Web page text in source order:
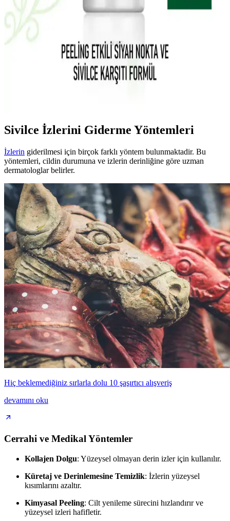
La Roche-Posay Lipikar Syndet AP+ arındırıcı vücut yıkama jeli,
hassas ve kuru ciltlere uygun, yatıştırıcı ve nemlendirici etkileriyle
günlük kullanımda cilt sağlığını koruyan etkili bir temizlik ürünüdür.
Carvien's Çay Ağacı Yağlı Yüz Yıkama Jeli: Doğal
ve Etkili Temizlik Ürünü Özellikleri ve Kullanımı
Carvien's Çay Ağacı Yağlı Yüz Yıkama Jeli, doğal içeriklerle akne
Sivilce İzlerini Giderme Yöntemleri
İzlerin giderilmesi için birçok farklı yöntem bulunmaktadir. Bu
yöntemleri, cildin durumuna ve izlerin derinliğine göre uzman
dermatologlar belirler.
Hiç beklemediğiniz sırlarla dolu 10 şaşırtıcı alışveriş
devamını oku
Cerrahi ve Medikal Yöntemler
Kollajen Dolgu: Yüzeysel olmayan derin izler için kullanılır.
Küretaj ve Derinlemesine Temizlik: İzlerin yüzeysel
kısımlarını azaltır.
Kimyasal Peeling: Cilt yenileme sürecini hızlandırır ve
yüzeysel izleri hafifletir.